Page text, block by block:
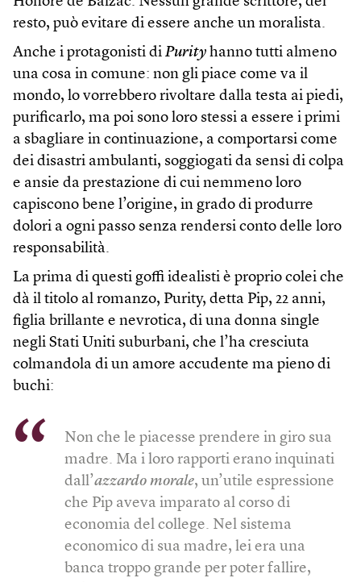
resto, può evitare di essere anche un moralista.
Anche i protagonisti di Purity hanno tutti almeno
una cosa in comune: non gli piace come va il
mondo, lo vorrebbero rivoltare dalla testa ai piedi,
purificarlo, ma poi sono loro stessi a essere i primi
a sbagliare in continuazione, a comportarsi come
dei disastri ambulanti, soggiogati da sensi di colpa
e ansie da prestazione di cui nemmeno loro
capiscono bene l’origine, in grado di produrre
dolori a ogni passo senza rendersi conto delle loro
responsabilità.
La prima di questi goffi idealisti è proprio colei che
dà il titolo al romanzo, Purity, detta Pip, 22 anni,
figlia brillante e nevrotica, di una donna single
negli Stati Uniti suburbani, che l’ha cresciuta
colmandola di un amore accudente ma pieno di
buchi:
Non che le piacesse prendere in giro sua
madre. Ma i loro rapporti erano inquinati
dall’azzardo morale, un’utile espressione
che Pip aveva imparato al corso di
economia del college. Nel sistema
economico di sua madre, lei era una
banca troppo grande per poter fallire,